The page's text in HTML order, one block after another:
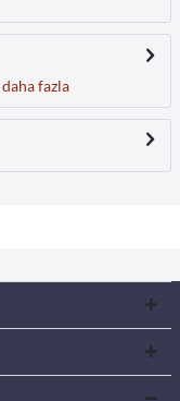
daha fazla